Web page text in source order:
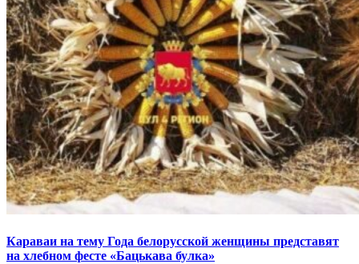
Караваи на тему Года белорусской женщины представят
на хлебном фесте «Бацькава булка»